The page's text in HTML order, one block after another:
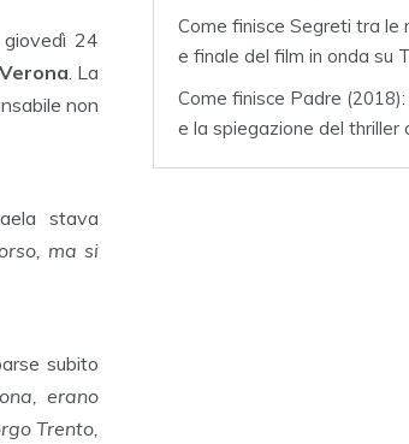
24
Verona. La
non
stava
ma si
subito
erano
Trento,
Come finisce Segreti tra le
e finale del film in onda su
Come finisce Padre
e la spiegazione del thriller